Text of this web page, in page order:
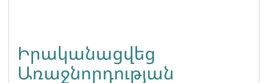
Իրականացվեց
Առաջնորդության